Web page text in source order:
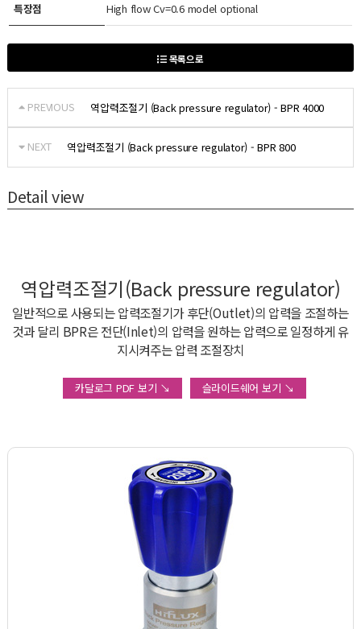
특장점 High flow Cv=0.6 model optional
목록으로
PREVIOUS 역압력조절기 (Back pressure regulator) - BPR 4000
NEXT 역압력조절기 (Back pressure regulator) - BPR 800
Detail view
역압력조절기(Back pressure regulator)
일반적으로 사용되는 압력조절기가 후단(Outlet)의 압력을 조절하는
것과 달리 BPR은 전단(Inlet)의 압력을 원하는 압력으로 일정하게 유
지시켜주는 압력 조절장치
카달로그 PDF 보기 ↘ 슬라이드쉐어 보기 ↘